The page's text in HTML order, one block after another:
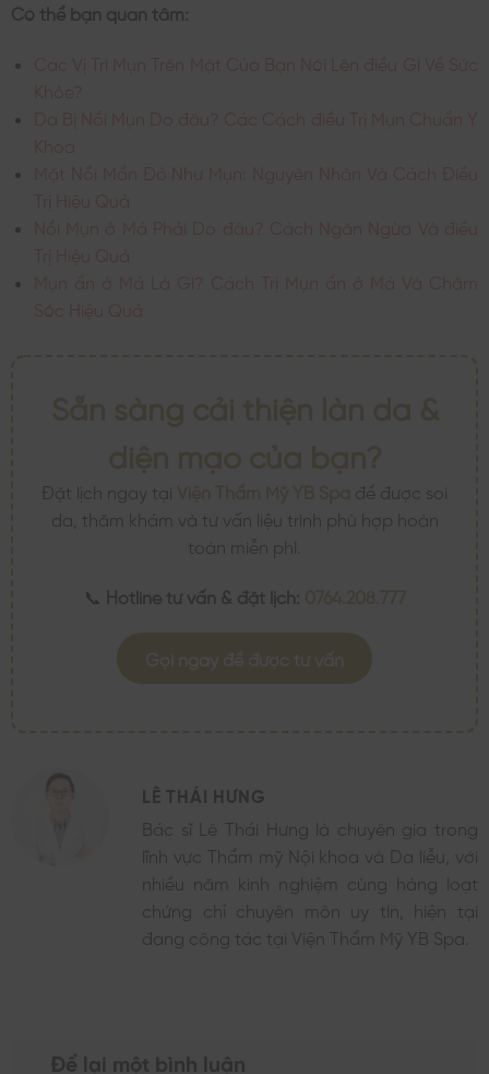
Có thể bạn quan tâm:
Đặt lịch ngay tại
để được soi
da, thăm khám và tư vấn liệu trình phù hợp hoàn
toàn miễn phí.
📞 Hotline tư vấn & đặt lịch:
LÊ THÁI HƯNG
Bác sĩ Lê Thái Hưng là chuyên gia trong
lĩnh vực Thẩm mỹ Nội khoa và Da liễu, với
nhiều năm kinh nghiệm cùng hàng loạt
chứng chỉ chuyên môn uy tín, hiện tại
đang công tác tại Viện Thẩm Mỹ YB Spa.
Để lại một bình luận